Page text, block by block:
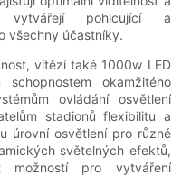
pohlcující a
všechny účastníky.
vítězí také 1000w LED
okamžitého
ovládání osvětlení
stadionů flexibilitu a
úrovní osvětlení pro různé
světelných efektů,
možností pro vytváření